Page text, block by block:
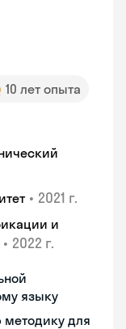
10 лет опыта
• 2021 г.
и
• 2022 г.
языку
методику для